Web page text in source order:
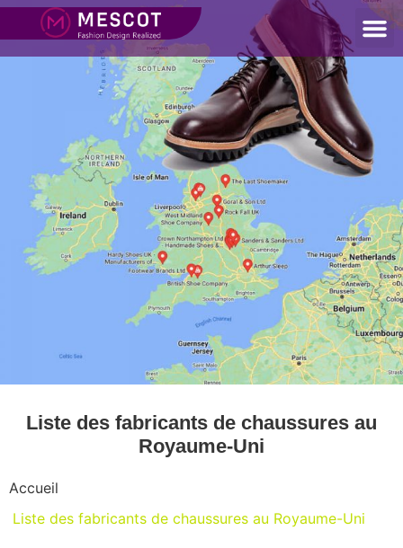
Liste des fabricants de chaussures au
Royaume-Uni
Accueil
Liste des fabricants de chaussures au Royaume-Uni